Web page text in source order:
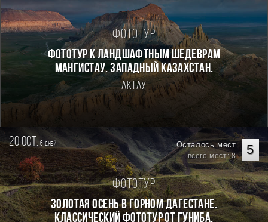
Фототур
Фототур к ландшафтным шедеврам
Мангистау. Западный Казахстан.
Актау
20 oct. 6дней 5
Осталось мест
всего мест: 8
Фототур
Золотая осень в горном Дагестане.
Классический фототур от Гуниба.